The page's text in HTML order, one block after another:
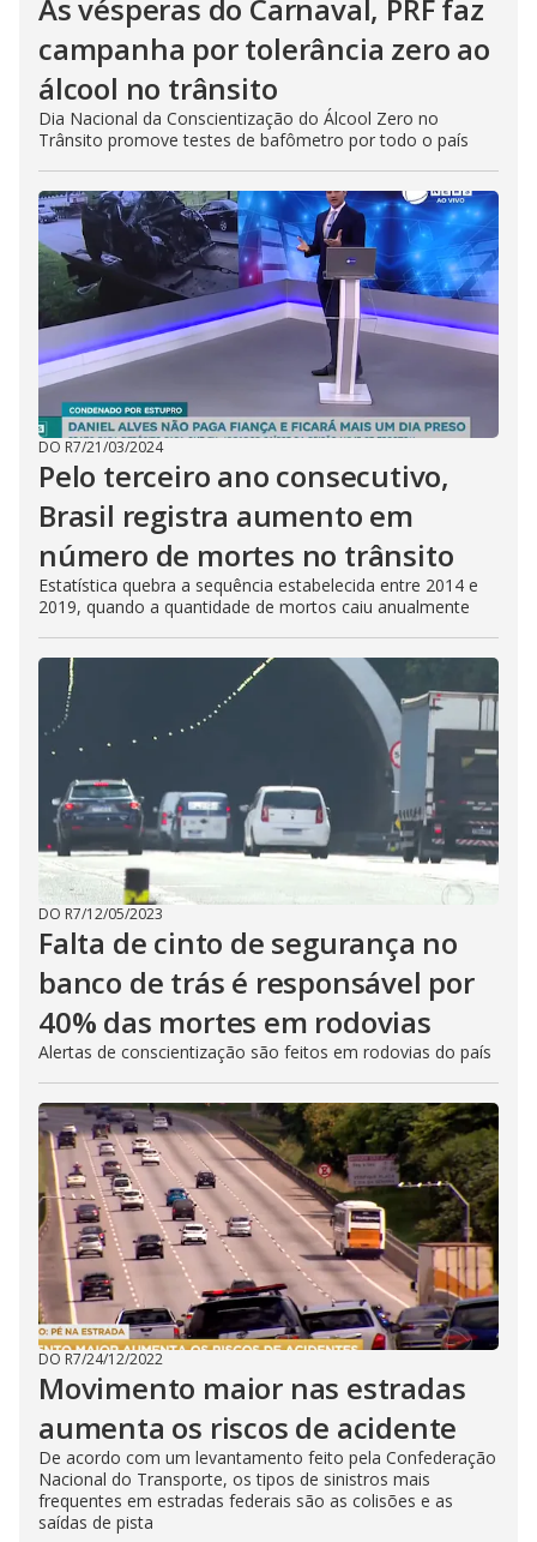
Às vésperas do Carnaval, PRF faz
campanha por tolerância zero ao
álcool no trânsito
Dia Nacional da Conscientização do Álcool Zero no
Trânsito promove testes de bafômetro por todo o país
DO R7/21/03/2024
Pelo terceiro ano consecutivo,
Brasil registra aumento em
número de mortes no trânsito
Estatística quebra a sequência estabelecida entre 2014 e
2019, quando a quantidade de mortos caiu anualmente
DO R7/12/05/2023
Falta de cinto de segurança no
banco de trás é responsável por
40% das mortes em rodovias
Alertas de conscientização são feitos em rodovias do país
DO R7/24/12/2022
Movimento maior nas estradas
aumenta os riscos de acidente
De acordo com um levantamento feito pela Confederação
Nacional do Transporte, os tipos de sinistros mais
frequentes em estradas federais são as colisões e as
saídas de pista